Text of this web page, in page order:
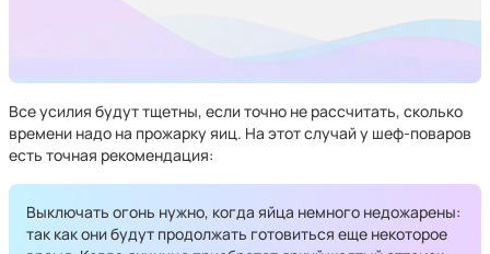
Все усилия будут тщетны, если точно не рассчитать, сколько
времени надо на прожарку яиц. На этот случай у шеф-поваров
есть точная рекомендация:
Выключать огонь нужно, когда яйца немного недожарены:
так как они будут продолжать готовиться еще некоторое